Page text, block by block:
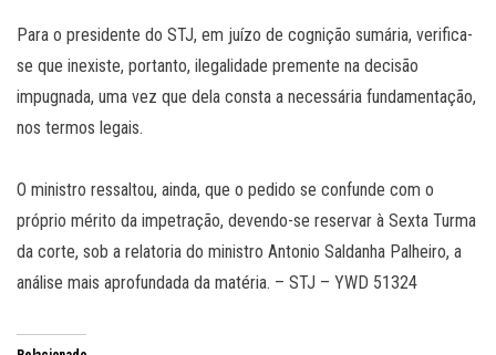
Para o presidente do STJ, em juízo de cognição sumária, verifica-
se que inexiste, portanto, ilegalidade premente na decisão
impugnada, uma vez que dela consta a necessária fundamentação,
nos termos legais.
O ministro ressaltou, ainda, que o pedido se confunde com o
próprio mérito da impetração, devendo-se reservar à Sexta Turma
da corte, sob a relatoria do ministro Antonio Saldanha Palheiro, a
análise mais aprofundada da matéria. – STJ – YWD 51324